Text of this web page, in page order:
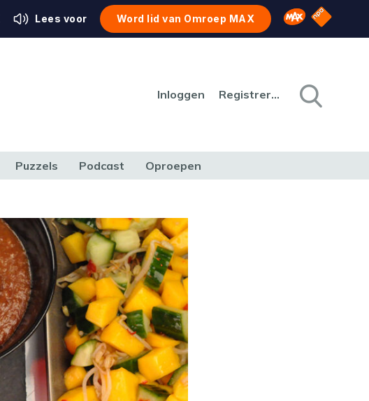
Lees voor Word lid van Omroep MAX Omroep MAX
NPO
Inloggen Registreren
Puzzels Podcast Oproepen